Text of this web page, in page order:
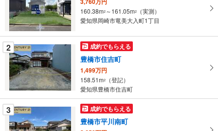
る
・
条
件
を
マ
イ
ペ
ー
ジ
に
160.38m2 ～161.05m2
（実測）
愛知県岡崎市竜美大入町1丁目
2 成約でもらえる
豊橋市住吉町
1,499万円
158.51m2
（登記）
愛知県豊橋市住吉町
3 成約でもらえる
豊橋市平川南町